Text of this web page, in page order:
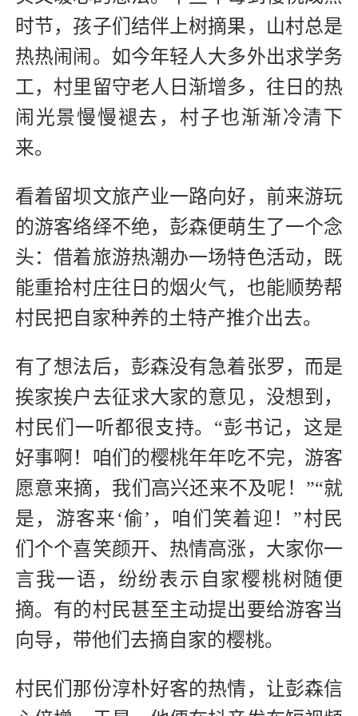
时节，孩子们结伴上树摘果，山村总是
热热闹闹。如今年轻人大多外出求学务
工，村里留守老人日渐增多，往日的热
闹光景慢慢褪去，村子也渐渐冷清下
来。
看着留坝文旅产业一路向好，前来游玩
的游客络绎不绝，彭森便萌生了一个念
头：借着旅游热潮办一场特色活动，既
能重拾村庄往日的烟火气，也能顺势帮
村民把自家种养的土特产推介出去。
有了想法后，彭森没有急着张罗，而是
挨家挨户去征求大家的意见，没想到，
村民们一听都很支持。“彭书记，这是
好事啊！咱们的樱桃年年吃不完，游客
愿意来摘，我们高兴还来不及呢！”“就
是，游客来‘偷’，咱们笑着迎！”村民
们个个喜笑颜开、热情高涨，大家你一
言我一语，纷纷表示自家樱桃树随便
摘。有的村民甚至主动提出要给游客当
向导，带他们去摘自家的樱桃。
村民们那份淳朴好客的热情，让彭森信